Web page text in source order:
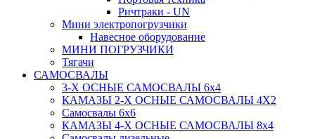
Ричтраки - UN
Мини электропогрузчики
Навесное оборудование
МИНИ ПОГРУЗЧИКИ
Тягачи
САМОСВАЛЫ
3-Х ОСНЫЕ САМОСВАЛЫ 6x4
КАМАЗЫ 2-Х ОСНЫЕ САМОСВАЛЫ 4Х2
Самосвалы 6x6
КАМАЗЫ 4-X ОСНЫЕ САМОСВАЛЫ 8x4